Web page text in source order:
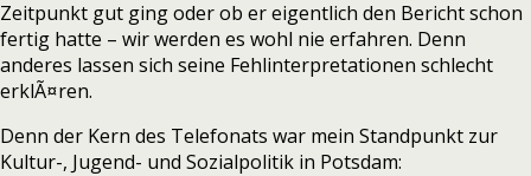
Zeitpunkt gut ging oder ob er eigentlich den Bericht schon
fertig hatte – wir werden es wohl nie erfahren. Denn
anderes lassen sich seine Fehlinterpretationen schlecht
erklÃ¤ren.
Denn der Kern des Telefonats war mein Standpunkt zur
Kultur-, Jugend- und Sozialpolitik in Potsdam: